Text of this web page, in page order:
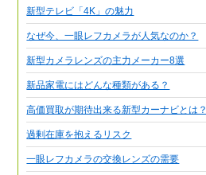
新型テレビ「4K」の魅力
なぜ今、一眼レフカメラが人気なのか？
新型カメラレンズの主力メーカー8選
新品家電にはどんな種類がある？
高価買取が期待出来る新型カーナビとは？
過剰在庫を抱えるリスク
一眼レフカメラの交換レンズの需要